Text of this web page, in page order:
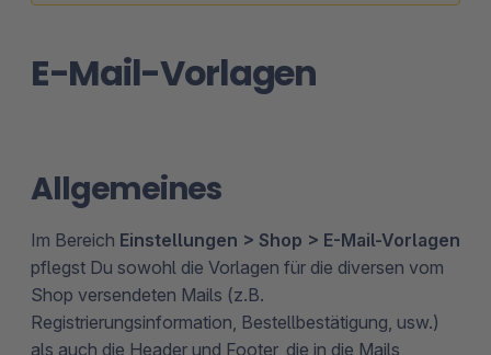
E-Mail-Vorlagen
Allgemeines
Im Bereich Einstellungen > Shop > E-Mail-Vorlagen
pflegst Du sowohl die Vorlagen für die diversen vom
Shop versendeten Mails (z.B.
Registrierungsinformation, Bestellbestätigung, usw.)
als auch die Header und Footer, die in die Mails